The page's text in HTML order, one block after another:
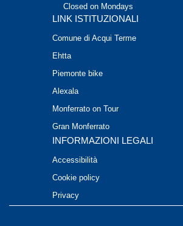
Closed on Mondays
LINK ISTITUZIONALI
Comune di Acqui Terme
Ehtta
Piemonte bike
Alexala
Monferrato on Tour
Gran Monferrato
INFORMAZIONI LEGALI
Accessibilità
Cookie policy
Privacy